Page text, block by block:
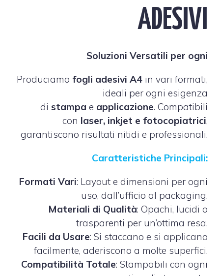
ADESIVI
Soluzioni Versatili per ogni
Produciamo fogli adesivi A4 in vari formati,
ideali per ogni esigenza
di stampa e applicazione. Compatibili
con laser, inkjet e fotocopiatrici,
garantiscono risultati nitidi e professionali.
Caratteristiche Principali:
Formati Vari: Layout e dimensioni per ogni
uso, dall’ufficio al packaging.
Materiali di Qualità: Opachi, lucidi o
trasparenti per un’ottima resa.
Facili da Usare: Si staccano e si applicano
facilmente, aderiscono a molte superfici.
Compatibilità Totale: Stampabili con ogni